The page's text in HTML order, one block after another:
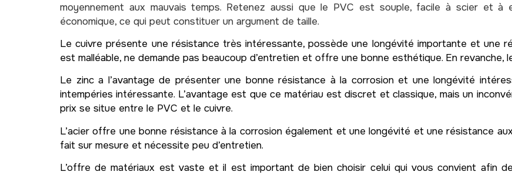
moyennement aux mauvais temps. Retenez aussi que le PVC est souple, facile à scier et
économique, ce qui peut constituer un argument de taille.
Le cuivre présente une résistance très intéressante, possède une longévité importante et une
est malléable, ne demande pas beaucoup d’entretien et offre une bonne esthétique. En revanche,
Le zinc a l’avantage de présenter une bonne résistance à la corrosion et une longévité
intempéries intéressante. L’avantage est que ce matériau est discret et classique, mais un
prix se situe entre le PVC et le cuivre.
L’acier offre une bonne résistance à la corrosion également et une longévité et une résistance
fait sur mesure et nécessite peu d’entretien.
L’offre de matériaux est vaste et il est important de bien choisir celui qui vous convient afin